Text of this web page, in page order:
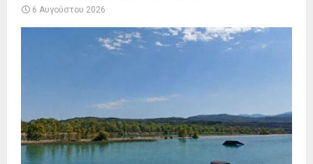
6 Αυγούστου 2026